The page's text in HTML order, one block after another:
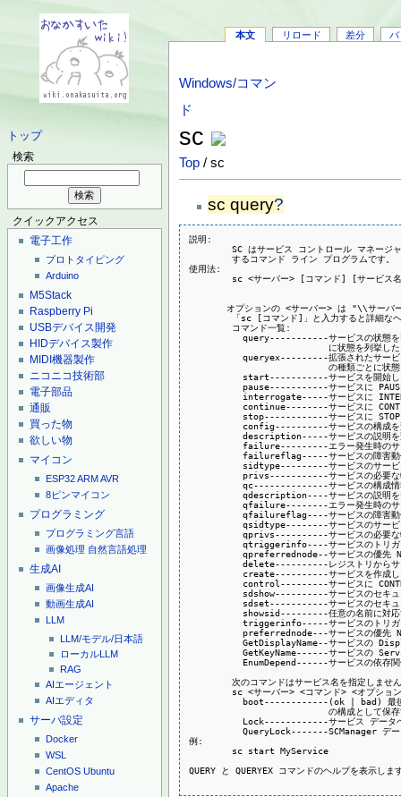
トップ
検索
クイックアクセス
電子工作
プロトタイピング
Arduino
M5Stack
Raspberry Pi
USBデバイス開発
HIDデバイス製作
MIDI機器製作
ニコニコ技術部
電子部品
通販
買った物
欲しい物
マイコン
ESP32ARMAVR
8ピンマイコン
プログラミング
プログラミング言語
画像処理 自然言語処理
生成AI
画像生成AI
動画生成AI
LLM
LLM/モデル/日本語
ローカルLLM
RAG
AIエージェント
AIエディタ
サーバ設定
Docker
WSL
CentOS Ubuntu
Apache
本文 リロード 差分 バ
Windows/コマン
ド
sc
Top / sc
sc query?
説明:
SC はサービス コントロール マネージ
        するコマンド ライン プログラムです。
使用法:
sc <サーバー> [コマンド] [サービス
オプションの <サーバー> は "\\サーバ
「sc [コマンド]」と入力すると詳細な
        コマンド一覧:
query-----------サービスの状態を
に状態を列挙した
queryex---------拡張されたサービ
の種類ごとに状態
start-----------サービスを開始し
pause-----------サービスに PAUSE
interrogate-----サービスに
continue--------サービスに
stop------------サービスに STOP
config----------サービスの構成を
description-----サービスの説明を
failure---------エラー発生時のサ
failureflag-----サービスの障害動
sidtype---------サービスのサービ
privs-----------サービスの必要な
qc--------------サービスの構成情
qdescription----サービスの説明を
qfailure--------エラー発生時のサ
qfailureflag----サービスの障害動
qsidtype--------サービスのサービ
qprivs----------サービスの必要な
qtriggerinfo----サービスのトリガ
qpreferrednode--サービスの優先
delete----------レジストリからサ
create----------サービスを作成し
control---------サービスに
sdshow----------サービスのセキュ
sdset-----------サービスのセキュ
showsid---------任意の名前に対応
triggerinfo-----サービスのトリガ
preferrednode---サービスの優先
GetDisplayName--サービスの
GetKeyName------サービスの
EnumDepend------サービスの依存関
次のコマンドはサービス名を指定しませ
sc <サーバー> <コマンド> <オプショ
boot------------(ok | bad) 最後
の構成として保存
Lock------------サービス データ
QueryLock-------SCManager デー
例:
        sc start MyService
QUERY と QUERYEX コマンドのヘルプを表